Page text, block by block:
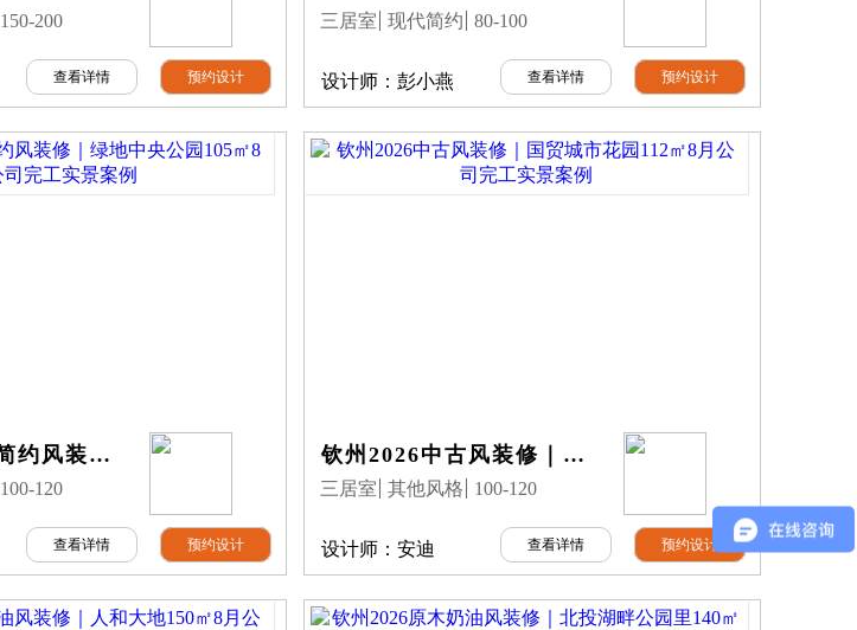
150-200
查看详情 预约设计
三居室 现代简约 80-100
设计师： 彭小燕 查看详情 预约设计
钦州2026现代简约风装修｜绿地中央公园105㎡8月公司完工实景案例
100-120
查看详情 预约设计
钦州2026中古风装修｜国贸城市花园112㎡8月公司完工实景案例
三居室 其他风格 100-120
设计师： 安迪 查看详情 预约设计